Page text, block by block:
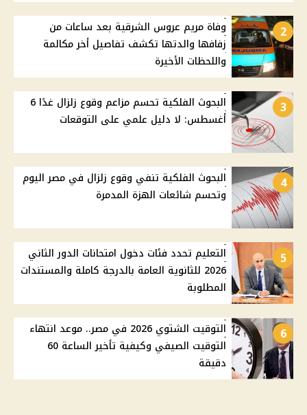
2
وفاة مريم عروس الشرقية بعد ساعات من
زفافها والدتها تكشف تفاصيل أخر مكالمة
واللحظات الأخيرة
3
البحوث الفلكية تحسم مزاعم وقوع زلزال غدًا 6
أغسطس: لا دليل علمي على التوقعات
4
البحوث الفلكية تنفي وقوع زلزال في مصر اليوم
وتحسم شائعات الهزة المدمرة
5
التعليم تحدد فئات دخول امتحانات الدور الثاني
2026 للثانوية العامة بالدرجة كاملة والمستندات
المطلوبة
6
التوقيت الشتوي 2026 في مصر.. موعد انتهاء
التوقيت الصيفي وكيفية تأخير الساعة 60
دقيقة